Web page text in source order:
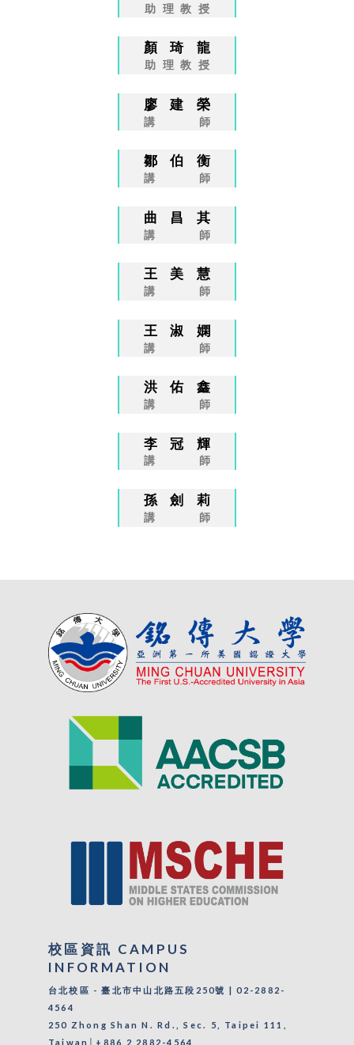
助理教授
顏琦龍
助理教授
廖建榮
講師
鄒伯衡
講師
曲昌其
講師
王美慧
講師
王淑嫻
講師
洪佑鑫
講師
李冠輝
講師
孫劍莉
講師
校區資訊 CAMPUS
INFORMATION
台北校區 - 臺北市中山北路五段250號 | 02-2882-
4564
250 Zhong Shan N. Rd., Sec. 5, Taipei 111,
Taiwan│+886 2 2882-4564